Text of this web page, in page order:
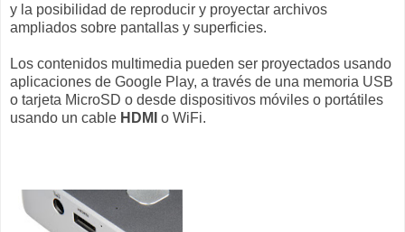
y la posibilidad de reproducir y proyectar archivos
ampliados sobre pantallas y superficies.
Los contenidos multimedia pueden ser proyectados usando
aplicaciones de Google Play, a través de una memoria USB
o tarjeta MicroSD o desde dispositivos móviles o portátiles
usando un cable HDMI o WiFi.